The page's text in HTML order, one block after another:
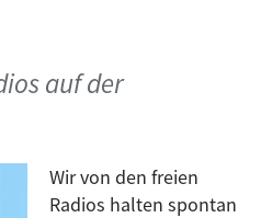
kann ein
gewährleistet werden?
auf der
Wir von den freien
Radios halten spontan